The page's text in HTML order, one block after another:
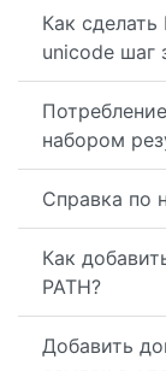
Как
unicode шаг
набором
Справка по
Как
PATH?
Добавить